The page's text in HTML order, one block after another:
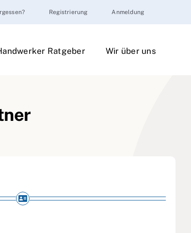
Registrierung Anmeldung
Ratgeber Wir über uns